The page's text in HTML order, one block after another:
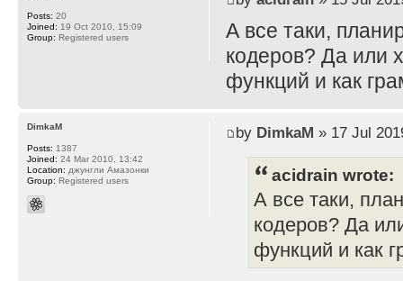
А все таки,
кодеров? Да или
функций и как
Posts: 20
Joined: 19 Oct 2010, 15:09
Group: Registered users
by DimkaM » 17 Jul
acidrain wrote:
А все таки,
кодеров? Да
функций и как
DimkaM
Posts: 1387
Joined: 24 Mar 2010, 13:42
Location: джунгли Амазонки
Group: Registered users